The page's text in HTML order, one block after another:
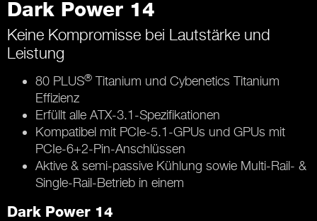
Dark Power 14
Keine Kompromisse bei Lautstärke und
Leistung
80 PLUS® Titanium und Cybenetics Titanium
Effizienz
Erfüllt alle ATX-3.1-Spezifikationen
Kompatibel mit PCIe-5.1-GPUs und GPUs mit
PCIe-6+2-Pin-Anschlüssen
Aktive & semi-passive Kühlung sowie Multi-Rail- &
Single-Rail-Betrieb in einem
Dark Power 14